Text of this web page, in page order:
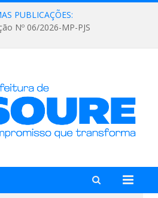
PUBLICAÇÕES:
Nº 06/2026-MP-PJS